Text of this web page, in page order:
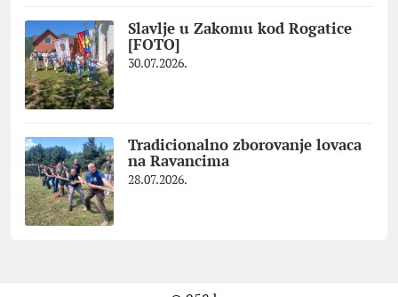
Slavlje u Zakomu kod Rogatice
[FOTO]
30.07.2026.
Tradicionalno zborovanje lovaca
na Ravancima
28.07.2026.